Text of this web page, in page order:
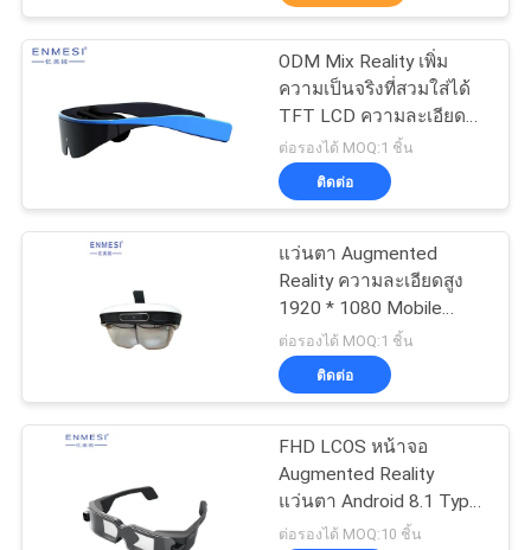
ข่าว
กรณี
ขอ
ราคา
SHOPPING
ONLINE
แว่นตาอัจฉริยะ VR
โมดูลแสดงผลขนาด
เล็ก
101
ODM Mix Reality เพิ่ม
ความเป็นจริงที่สวมใส่ได้
TFT LCD ความละเอียดสูง
Android 5.1
ต่อรองได้ MOQ:1 ชิ้น
ติดต่อ
แว่นตา Augmented
Reality ความละเอียดสูง
1920 * 1080 Mobile
Cinema ที่ใช้กับ Android
5.1
ต่อรองได้ MOQ:1 ชิ้น
ติดต่อ
FHD LCOS หน้าจอ
Augmented Reality
แว่นตา Android 8.1 Type
C อินเทอร์เฟซพร้อมกล้อง
ต่อรองได้ MOQ:10 ชิ้น